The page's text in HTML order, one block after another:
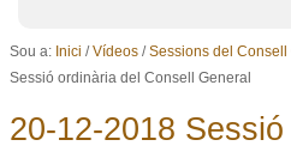
Sou a: Inici /Vídeos /Sessions del Consell
Sessió ordinària del Consell General
20-12-2018 Sessió